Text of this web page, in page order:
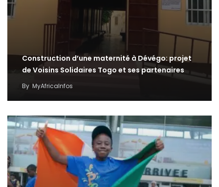
Construction d’une maternité à Dévégo: projet
de Voisins Solidaires Togo et ses partenaires
By MyAfricaInfos